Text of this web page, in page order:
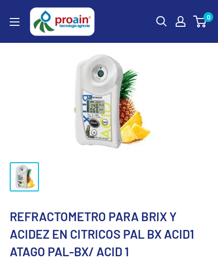
0
REFRACTOMETRO PARA BRIX Y
ACIDEZ EN CITRICOS PAL BX ACID1
ATAGO PAL-BX/ ACID 1